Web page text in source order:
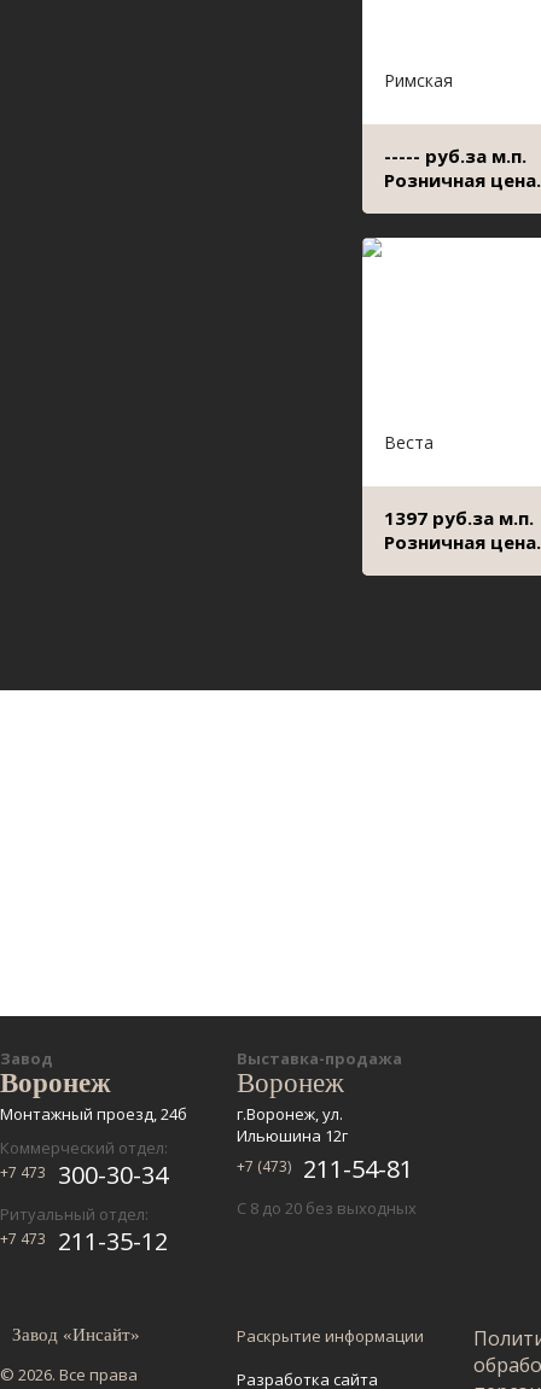
Римская
----- руб.за м.п.
Розничная цена.
Веста
1397 руб.за м.п.
Розничная цена.
Завод
Воронеж
Монтажный проезд, 24б
Коммерческий отдел:
+7 473 300-30-34
Ритуальный отдел:
+7 473 211-35-12
Выставка-продажа
Воронеж
г.Воронеж, ул.
Ильюшина 12г
+7 (473) 211-54-81
С 8 до 20 без выходных
Завод «Инсайт»
© 2026. Все права
Раскрытие информации
Разработка сайта